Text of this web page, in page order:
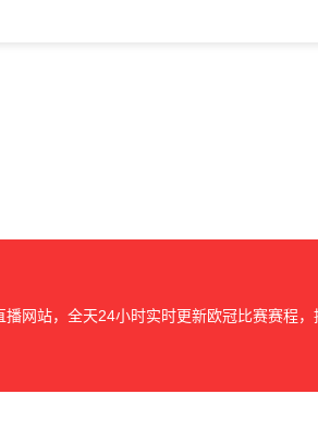
播网站，全天24小时实时更新欧冠比赛赛程